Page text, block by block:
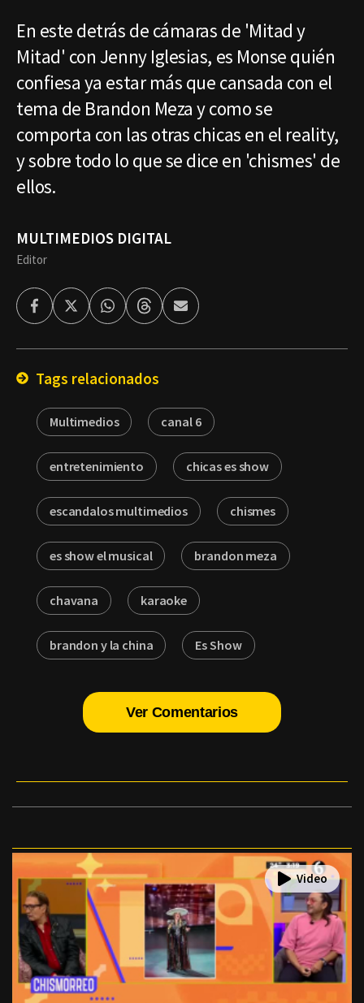
En este detrás de cámaras de 'Mitad y
Mitad' con Jenny Iglesias, es Monse quién
confiesa ya estar más que cansada con el
tema de Brandon Meza y como se
comporta con las otras chicas en el reality,
y sobre todo lo que se dice en 'chismes' de
ellos.
MULTIMEDIOS DIGITAL
Editor
FacebookTwitterWhatsappThreadsEnviar
por
Tags relacionados
Multimedios canal 6
entretenimiento chicas es show
escandalos multimedios chismes
es show el musical brandon meza
chavana karaoke
brandon y la china Es Show
Ver Comentarios